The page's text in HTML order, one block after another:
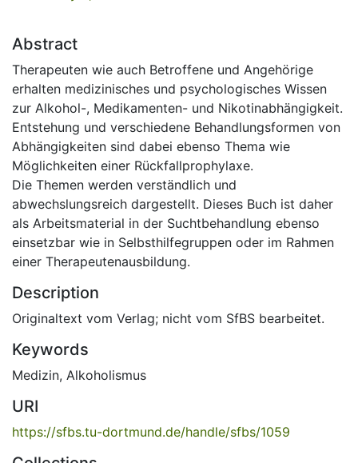
Abstract
Therapeuten wie auch Betroffene und Angehörige
erhalten medizinisches und psychologisches Wissen
zur Alkohol-, Medikamenten- und Nikotinabhängigkeit.
Entstehung und verschiedene Behandlungsformen von
Abhängigkeiten sind dabei ebenso Thema wie
Möglichkeiten einer Rückfallprophylaxe.
Die Themen werden verständlich und
abwechslungsreich dargestellt. Dieses Buch ist daher
als Arbeitsmaterial in der Suchtbehandlung ebenso
einsetzbar wie in Selbsthilfegruppen oder im Rahmen
einer Therapeutenausbildung.
Description
Originaltext vom Verlag; nicht vom SfBS bearbeitet.
Keywords
Medizin, Alkoholismus
URI
https://sfbs.tu-dortmund.de/handle/sfbs/1059